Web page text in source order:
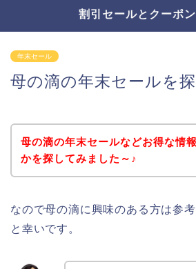
割引セールとクーポ
年末セール
母の滴の年末セールを
母の滴の年末セールなどお得な情
かを探してみました～♪
なので母の滴に興味のある方は参
と幸いです。